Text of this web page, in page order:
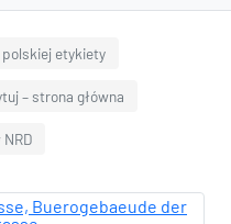
etykiety
– strona główna